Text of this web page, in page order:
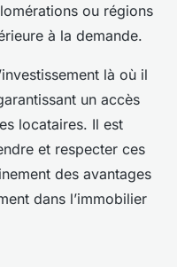
ou régions
à la demande.
là où il
un accès
locataires. Il est
et respecter ces
des avantages
dans l’immobilier